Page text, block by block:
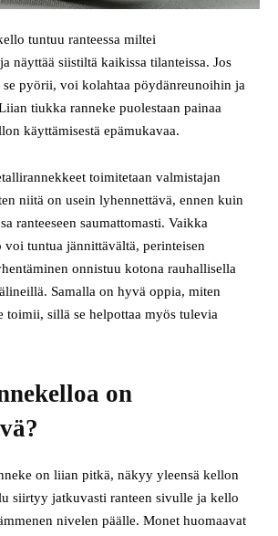
tuntuu ranteessa miltei
näyttää siistiltä kaikissa tilanteissa. Jos
pyörii, voi kolahtaa pöydänreunoihin ja
tiukka ranneke puolestaan painaa
käyttämisestä epämukavaa.
toimitetaan valmistajan
niitä on usein lyhennettävä, ennen kuin
ranteeseen saumattomasti. Vaikka
voi tuntua jännittävältä, perinteisen
onnistuu kotona rauhallisella
Samalla on hyvä oppia, miten
toimii, sillä se helpottaa myös tulevia
on
on liian pitkä, näkyy yleensä kellon
siirtyy jatkuvasti ranteen sivulle ja kello
nivelen päälle. Monet huomaavat